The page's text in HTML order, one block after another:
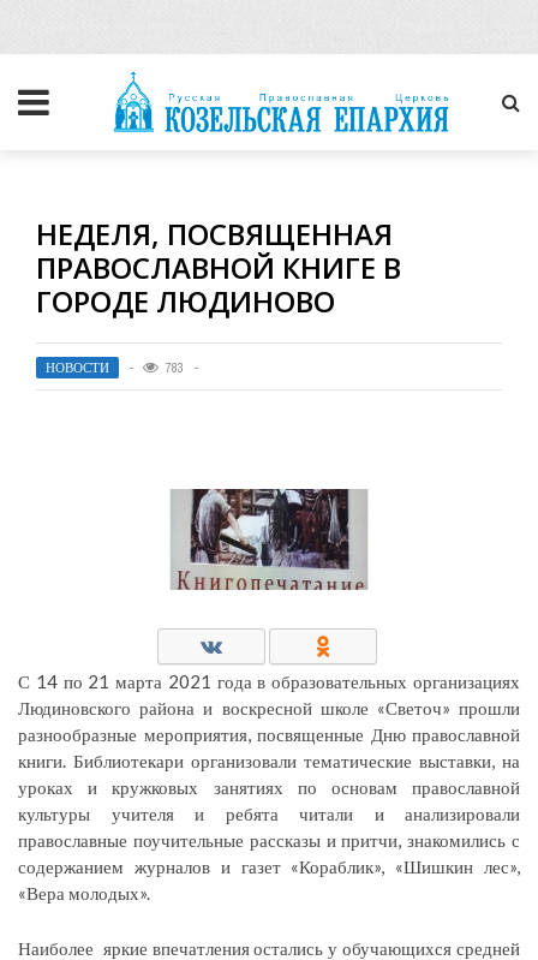
НЕДЕЛЯ, ПОСВЯЩЕННАЯ
ПРАВОСЛАВНОЙ КНИГЕ В
ГОРОДЕ ЛЮДИНОВО
НОВОСТИ 783
С 14 по 21 марта 2021 года в образовательных организациях
Людиновского района и воскресной школе «Светоч» прошли
разнообразные мероприятия, посвященные Дню православной
книги. Библиотекари организовали тематические выставки, на
уроках и кружковых занятиях по основам православной
культуры учителя и ребята читали и анализировали
православные поучительные рассказы и притчи, знакомились с
содержанием журналов и газет «Кораблик», «Шишкин лес»,
«Вера молодых».
Наиболее яркие впечатления остались у обучающихся средней